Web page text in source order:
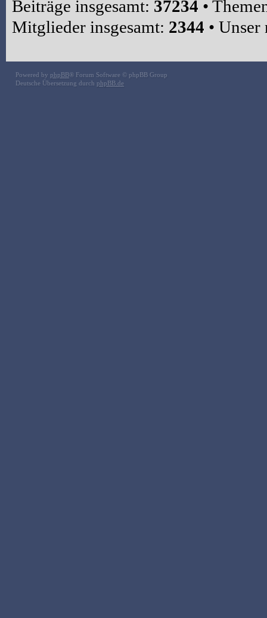
Beiträge insgesamt: 37234 •
Mitglieder insgesamt: 2344 •
Powered by phpBB® Forum Software © phpBB Group
Deutsche Übersetzung durch phpBB.de